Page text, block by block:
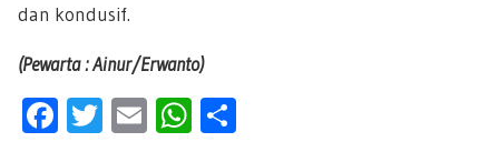
dan kondusif.
(Pewarta : Ainur/Erwanto)
F
T
E
W